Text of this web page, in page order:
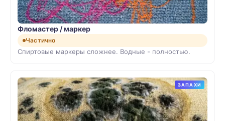
Фломастер / маркер
Частично
Спиртовые маркеры сложнее. Водные - полностью.
ЗАПАХИ